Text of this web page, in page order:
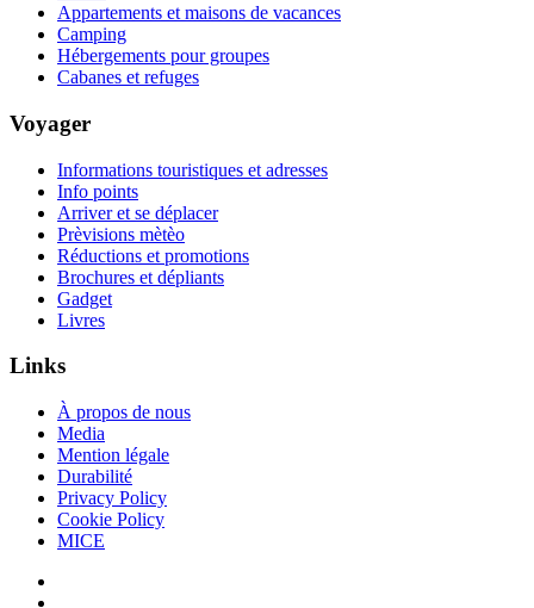
Appartements et maisons de vacances
Camping
Hébergements pour groupes
Cabanes et refuges
Voyager
Informations touristiques et adresses
Info points
Arriver et se déplacer
Prèvisions mètèo
Réductions et promotions
Brochures et dépliants
Gadget
Livres
Links
À propos de nous
Media
Mention légale
Durabilité
Privacy Policy
Cookie Policy
MICE